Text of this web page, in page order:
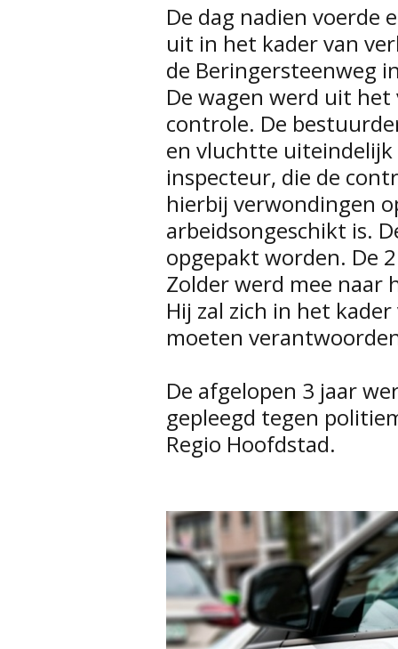
De dag nadien voerde
uit in het kader van
de Beringersteenweg
De wagen werd uit
controle. De
en vluchtte
inspecteur, die de
hierbij verwondingen
arbeidsongeschikt is.
opgepakt worden. De
Zolder werd mee
Hij zal zich in het
moeten
De afgelopen 3 jaar
gepleegd tegen
Regio Hoofdstad.